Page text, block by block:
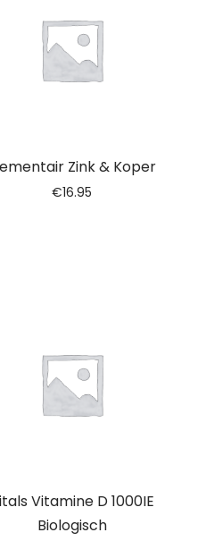
Zink & Koper
€16.95
Vitamine D 1000IE
Biologisch